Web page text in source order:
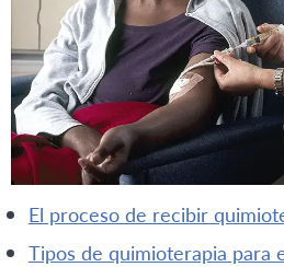
el proceso de recibir
tipos de quimioterapia para